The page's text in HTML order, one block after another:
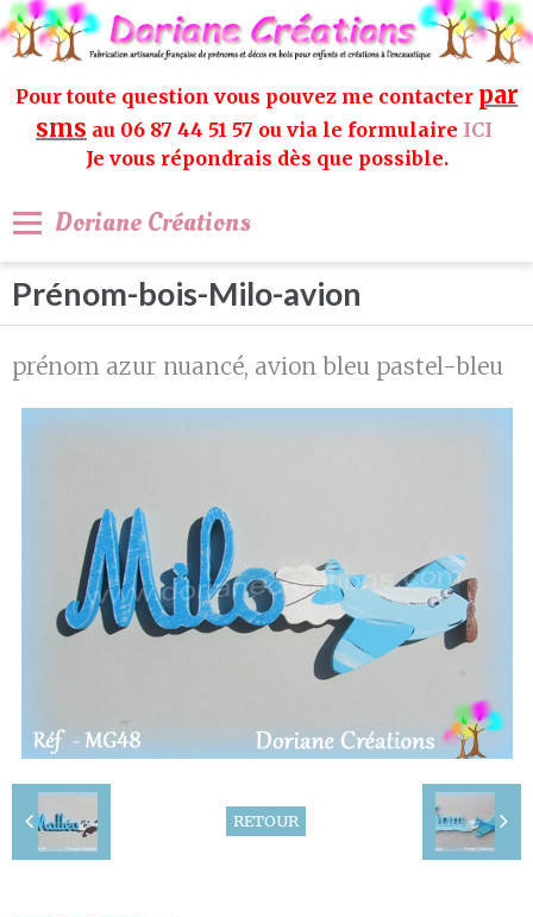
Pour toute question vous pouvez me contacter par
sms au 06 87 44 51 57 ou via le formulaire ICI
Je vous répondrais dès que possible.
Doriane Créations
Prénom-bois-Milo-avion
prénom azur nuancé, avion bleu pastel-bleu
RETOUR